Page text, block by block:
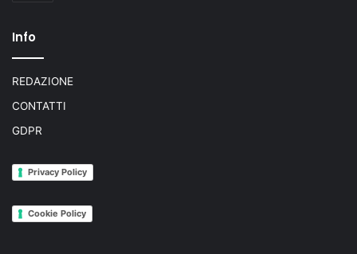
Info
REDAZIONE
CONTATTI
GDPR
Privacy Policy
Cookie Policy